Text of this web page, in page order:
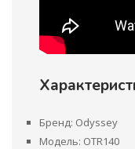
Бренд: Odyssey
Модель: OTR140